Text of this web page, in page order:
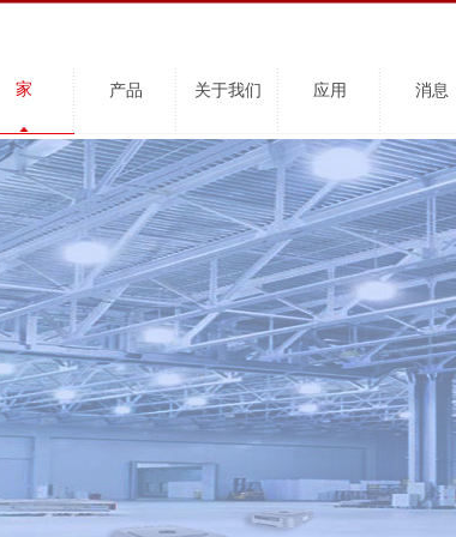
家 产品 关于我们 应用 消息